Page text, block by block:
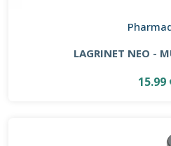
LAGRINET NEO -
15.99